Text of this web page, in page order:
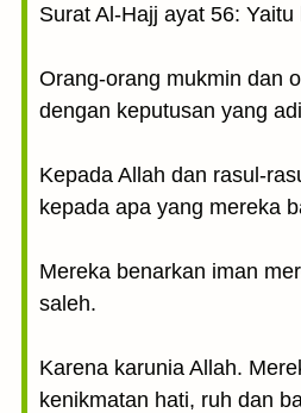
Surat Al-Hajj ayat 56: Yaitu
Orang-orang mukmin dan
dengan keputusan yang
Kepada Allah dan rasul-
kepada apa yang mereka
Mereka benarkan iman
saleh.
Karena karunia Allah.
kenikmatan hati, ruh dan